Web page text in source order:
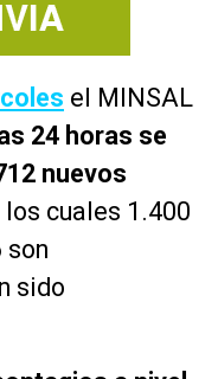
el MINSAL
24 horas se
nuevos
los cuales 1.400
son
sido